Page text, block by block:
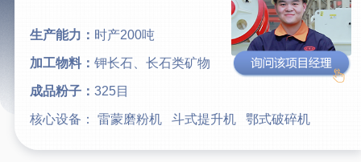
生产能力： 时产200吨
加工物料：钾长石、长石类矿物
成品粉子：325目
核心设备：雷蒙磨粉机 斗式提升机 鄂式破碎机